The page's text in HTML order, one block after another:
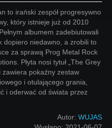
to irański zespół progresywno
który istnieje już od 2010
albumem zadebiutowali
dopiero niedawno, a zrobili to
za sprawą Prog Metal Rock
Płyta nosi tytuł „The Grey
zawiera pokaźny zestaw
i otulającego grania,
i oderwać od świata przez
Autor: WUJAS